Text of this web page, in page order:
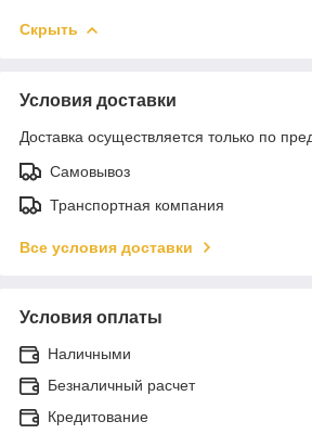
Скрыть
Условия доставки
Доставка осуществляется только по
Самовывоз
Транспортная компания
Все условия доставки
Условия оплаты
Наличными
Безналичный расчет
Кредитование